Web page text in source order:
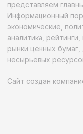
представляем
Информационный
экономические,
аналитика,
рынки ценных
несырьевых
Сайт создан